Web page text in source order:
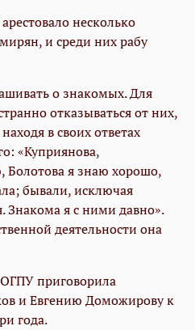
несколько
и среди них рабу
о знакомых. Для
отказываться от них,
в своих ответах
«Куприянова,
Болотова я знаю хорошо,
бывали, исключая
Знакома я с ними давно».
деятельности она
приговорила
и Евгению Доможирову к
года.